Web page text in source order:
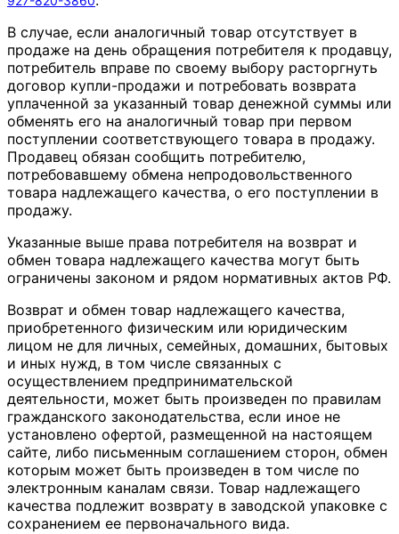
В случае, если аналогичный товар отсутствует в
продаже на день обращения потребителя к продавцу,
потребитель вправе по своему выбору расторгнуть
договор купли-продажи и потребовать возврата
уплаченной за указанный товар денежной суммы или
обменять его на аналогичный товар при первом
поступлении соответствующего товара в продажу.
Продавец обязан сообщить потребителю,
потребовавшему обмена непродовольственного
товара надлежащего качества, о его поступлении в
продажу.
Указанные выше права потребителя на возврат и
обмен товара надлежащего качества могут быть
ограничены законом и рядом нормативных актов РФ.
Возврат и обмен товар надлежащего качества,
приобретенного физическим или юридическим
лицом не для личных, семейных, домашних, бытовых
и иных нужд, в том числе связанных с
осуществлением предпринимательской
деятельности, может быть произведен по правилам
гражданского законодательства, если иное не
установлено офертой, размещенной на настоящем
сайте, либо письменным соглашением сторон, обмен
которым может быть произведен в том числе по
электронным каналам связи. Товар надлежащего
качества подлежит возврату в заводской упаковке с
сохранением ее первоначального вида.